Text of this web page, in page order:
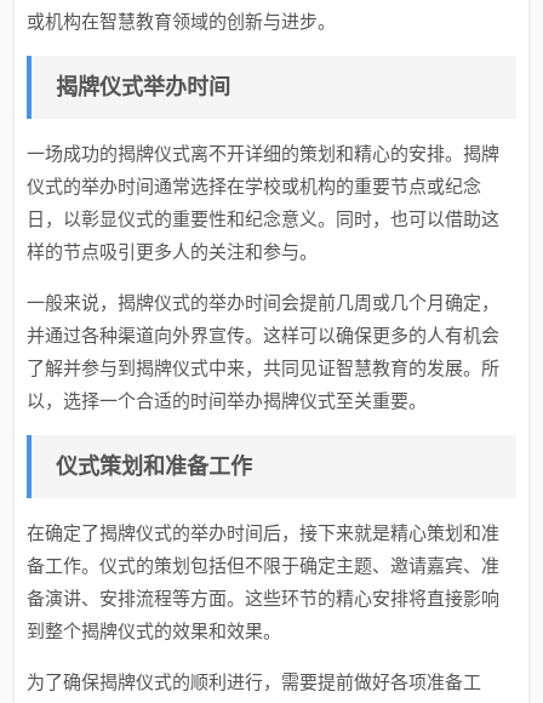
或机构在智慧教育领域的创新与进步。
揭牌仪式举办时间
一场成功的揭牌仪式离不开详细的策划和精心的安排。揭牌
仪式的举办时间通常选择在学校或机构的重要节点或纪念
日，以彰显仪式的重要性和纪念意义。同时，也可以借助这
样的节点吸引更多人的关注和参与。
一般来说，揭牌仪式的举办时间会提前几周或几个月确定，
并通过各种渠道向外界宣传。这样可以确保更多的人有机会
了解并参与到揭牌仪式中来，共同见证智慧教育的发展。所
以，选择一个合适的时间举办揭牌仪式至关重要。
仪式策划和准备工作
在确定了揭牌仪式的举办时间后，接下来就是精心策划和准
备工作。仪式的策划包括但不限于确定主题、邀请嘉宾、准
备演讲、安排流程等方面。这些环节的精心安排将直接影响
到整个揭牌仪式的效果和效果。
为了确保揭牌仪式的顺利进行，需要提前做好各项准备工